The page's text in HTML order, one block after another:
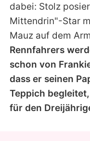
dabei: Stolz
Mittendrin"-Star
Mauz auf dem
Rennfahrers
schon von
dass er seinen
Teppich
für den